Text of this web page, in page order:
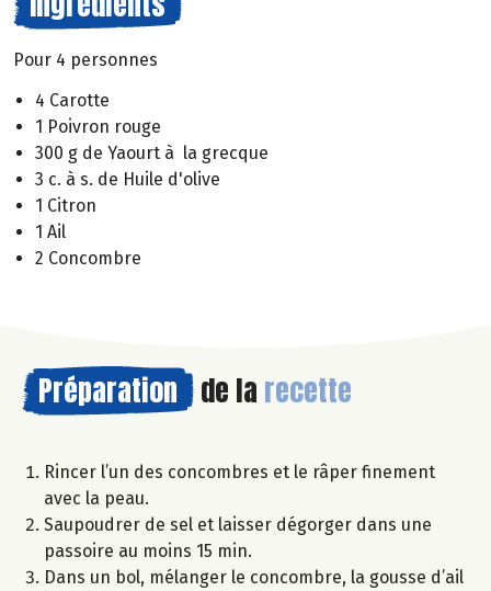
Pour 4 personnes
4 Carotte
1 Poivron rouge
300 g de Yaourt à la grecque
3 c. à s. de Huile d'olive
1 Citron
1 Ail
2 Concombre
Préparation de la recette
Rincer l’un des concombres et le râper finement
avec la peau.
Saupoudrer de sel et laisser dégorger dans une
passoire au moins 15 min.
Dans un bol, mélanger le concombre, la gousse d’ail